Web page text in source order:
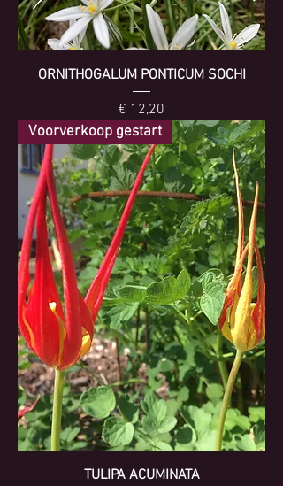
ORNITHOGALUM PONTICUM SOCHI
Prijs
€ 12,20
Voorverkoop gestart
TULIPA ACUMINATA